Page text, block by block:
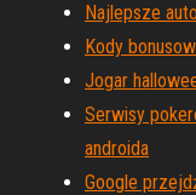
Najlepsze
Kody
Jogar
Serwisy
androida
Google